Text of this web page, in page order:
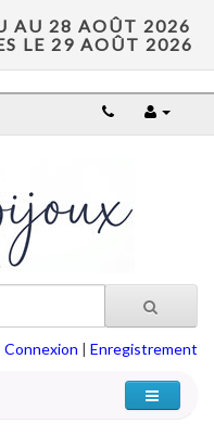
AU 28 AOÛT 2026
LE 29 AOÛT 2026
Connexion | Enregistrement